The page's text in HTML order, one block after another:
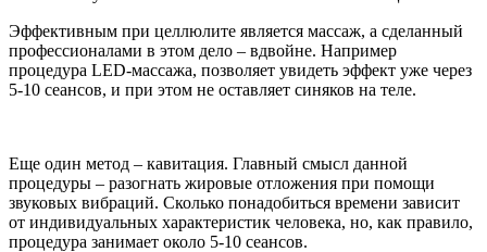
Эффективным при целлюлите является массаж, а сделанный
профессионалами в этом дело – вдвойне. Например
процедура LED-массажа, позволяет увидеть эффект уже через
5-10 сеансов, и при этом не оставляет синяков на теле.
Еще один метод – кавитация. Главный смысл данной
процедуры – разогнать жировые отложения при помощи
звуковых вибраций. Сколько понадобиться времени зависит
от индивидуальных характеристик человека, но, как правило,
процедура занимает около 5-10 сеансов.